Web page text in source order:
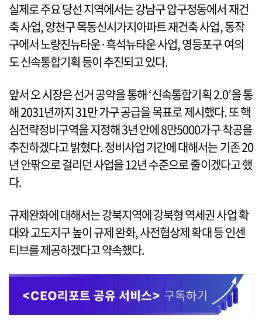
실제로 주요 당선 지역에서는 강남구 압구정동에서 재건
축 사업, 양천구 목동신시가지아파트 재건축 사업, 동작
구에서 노량진뉴타운·흑석뉴타운 사업, 영등포구 여의
도 신속통합기획 등이 추진되고 있다.
앞서 오 시장은 선거 공약을 통해 ‘신속통합기획 2.0’을 통
해 2031년까지 31만 가구 공급을 목표로 제시했다. 또 핵
심전략정비구역을 지정해 3년 안에 8만5000가구 착공을
추진하겠다고 밝혔다. 정비사업 기간에 대해서는 기존 20
년 안팎으로 걸리던 사업을 12년 수준으로 줄이겠다고 했
다.
규제완화에 대해서는 강북지역에 강북형 역세권 사업 확
대와 고도지구 높이 규제 완화, 사전협상제 확대 등 인센
티브를 제공하겠다고 약속했다.